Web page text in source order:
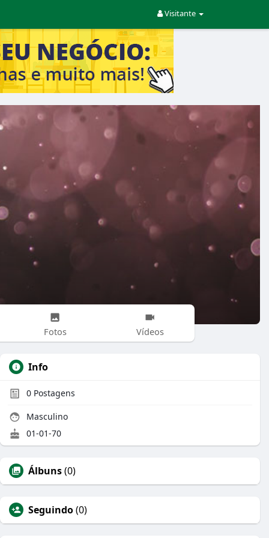
Visitante
Fotos Vídeos
Info
0 Postagens
Masculino
01-01-70
Álbuns(0)
Seguindo(0)